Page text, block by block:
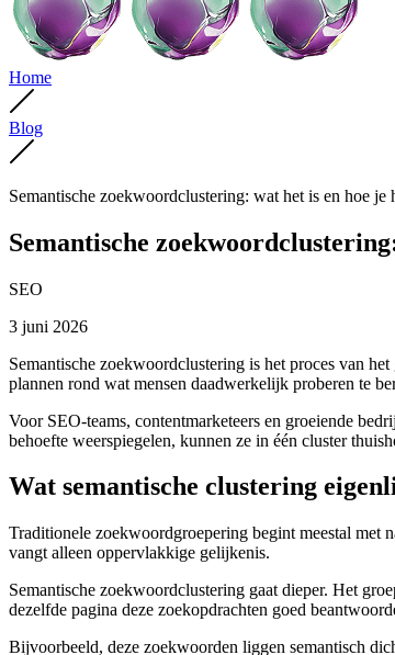
Home
Blog
Semantische zoekwoordclustering: wat het is en hoe
Semantische
SEO
3 juni 2026
Semantische zoekwoordclustering is het proces van
plannen rond wat mensen daadwerkelijk proberen te
Voor SEO-teams, contentmarketeers en groeiende
behoefte weerspiegelen, kunnen ze in één cluster
Wat semantische clustering
Traditionele zoekwoordgroepering begint meestal met
vangt alleen oppervlakkige gelijkenis.
Semantische zoekwoordclustering gaat dieper. Het
dezelfde pagina deze zoekopdrachten goed
Bijvoorbeeld, deze zoekwoorden liggen semantisch